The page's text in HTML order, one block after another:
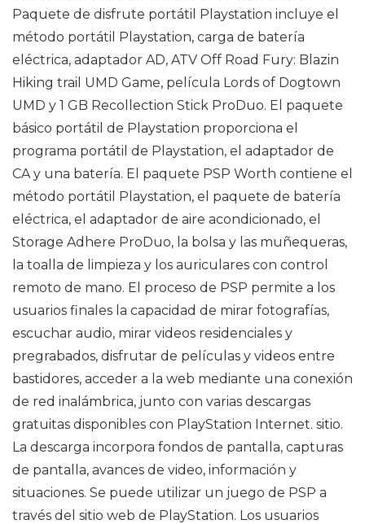
Paquete de disfrute portátil Playstation incluye el
método portátil Playstation, carga de batería
eléctrica, adaptador AD, ATV Off Road Fury: Blazin
Hiking trail UMD Game, película Lords of Dogtown
UMD y 1 GB Recollection Stick ProDuo. El paquete
básico portátil de Playstation proporciona el
programa portátil de Playstation, el adaptador de
CA y una batería. El paquete PSP Worth contiene el
método portátil Playstation, el paquete de batería
eléctrica, el adaptador de aire acondicionado, el
Storage Adhere ProDuo, la bolsa y las muñequeras,
la toalla de limpieza y los auriculares con control
remoto de mano. El proceso de PSP permite a los
usuarios finales la capacidad de mirar fotografías,
escuchar audio, mirar videos residenciales y
pregrabados, disfrutar de películas y videos entre
bastidores, acceder a la web mediante una conexión
de red inalámbrica, junto con varias descargas
gratuitas disponibles con PlayStation Internet. sitio.
La descarga incorpora fondos de pantalla, capturas
de pantalla, avances de video, información y
situaciones. Se puede utilizar un juego de PSP a
través del sitio web de PlayStation. Los usuarios